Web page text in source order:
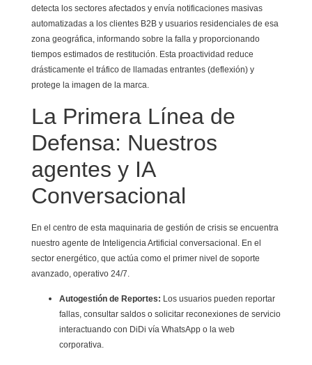
detecta los sectores afectados y envía notificaciones masivas
automatizadas a los clientes B2B y usuarios residenciales de esa
zona geográfica, informando sobre la falla y proporcionando
tiempos estimados de restitución. Esta proactividad reduce
drásticamente el tráfico de llamadas entrantes (deflexión) y
protege la imagen de la marca.
La Primera Línea de
Defensa: Nuestros
agentes y IA
Conversacional
En el centro de esta maquinaria de gestión de crisis se encuentra
nuestro agente de Inteligencia Artificial conversacional. En el
sector energético, que actúa como el primer nivel de soporte
avanzado, operativo 24/7.
Autogestión de Reportes: Los usuarios pueden reportar
fallas, consultar saldos o solicitar reconexiones de servicio
interactuando con DiDi vía WhatsApp o la web
corporativa.